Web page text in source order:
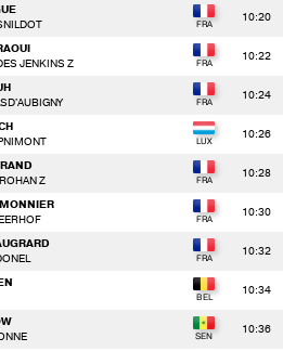
10:20
JENKINS Z
10:22
10:24
10:26
Z
10:28
10:30
10:32
10:34
10:36